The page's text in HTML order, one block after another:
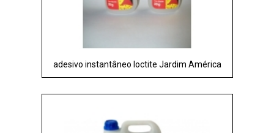
adesivo instantâneo loctite Jardim América